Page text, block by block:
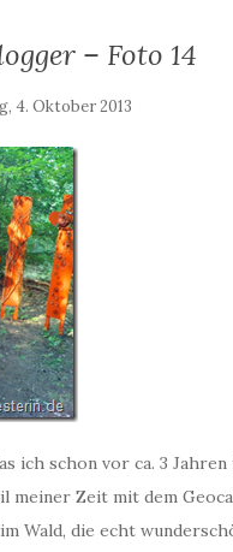
– Foto 14
4. Oktober 2013
ich schon vor ca. 3
Zeit mit dem
Wald, die echt